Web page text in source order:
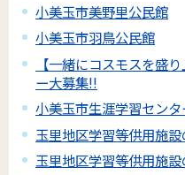
小美玉市美野里公民館
小美玉市羽鳥公民館
【一緒にコスモスを盛
ー大募集!!
小美玉市生涯学習センタ
玉里地区学習等供用施
玉里地区学習等供用施